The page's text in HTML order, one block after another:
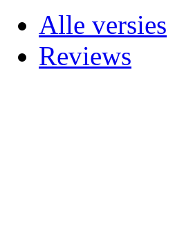
Alle versies
Reviews